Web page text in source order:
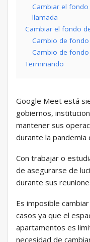
Cambiar el
llamada
Cambiar el fondo
Cambio de
Cambio de
Terminando
Google Meet está
gobiernos,
mantener sus
durante la pandemia
Con trabajar o
de asegurarse de
durante sus
Es imposible
casos ya que el
apartamentos es
necesidad de